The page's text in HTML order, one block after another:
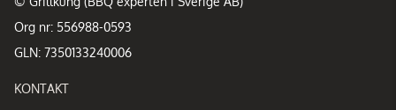
Org nr: 556988-0593
GLN: 7350133240006
KONTAKT